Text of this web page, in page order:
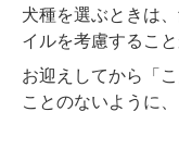
犬種を選ぶときは
イルを考慮するこ
お迎えしてから「
ことのないように